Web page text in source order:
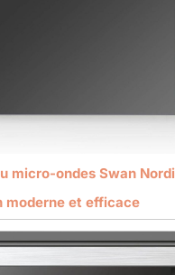
micro-ondes Swan
moderne et efficace